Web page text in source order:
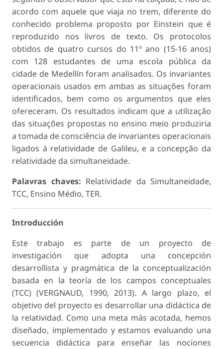
acordo com aquele que viaja no trem, diferente do
conhecido problema proposto por Einstein que é
reproduzido nos livros de texto. Os protocolos
obtidos de quatro cursos do 11º ano (15-16 anos)
com 128 estudantes de uma escola públi­ca da
cidade de Medellín foram analisados. Os invariantes
operacionais usados em ambas as situações foram
identificados, bem como os argumentos que eles
oferece­ram. Os resultados indicam que a utilização
das situações propostas no ensino meio produziria
a tomada de consciência de invariantes operacionais
ligados à relatividade de Galileu, e a concepção da
relatividade da simultaneidade.
Palavras chaves: Relatividade da Simultaneidade,
TCC, Ensino Médio, TER.
Introducción
Este trabajo es parte de un proyecto de
investigación que adopta una concepción
desarrollista y pragmá­tica de la conceptualización
basada en la teoría de los campos conceptuales
(TCC) (VERGNAUD, 1990, 2013). A largo plazo, el
objetivo del proyecto es de­sarrollar una didáctica de
la relatividad. Como una meta más acotada, hemos
diseñado, implementado y estamos evaluando una
secuencia didáctica para enseñar las nociones